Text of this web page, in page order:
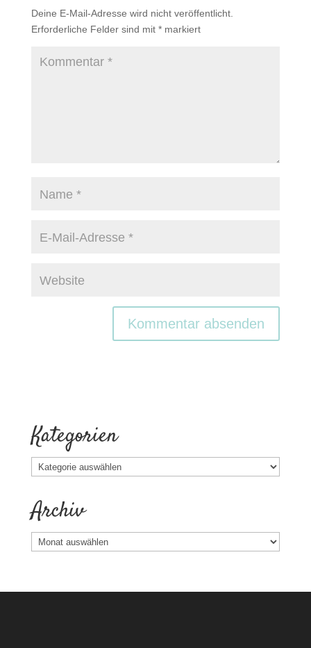
Deine E-Mail-Adresse wird nicht veröffentlicht.
Erforderliche Felder sind mit *markiert
Kategorien
Kategorien
Archiv
Archiv